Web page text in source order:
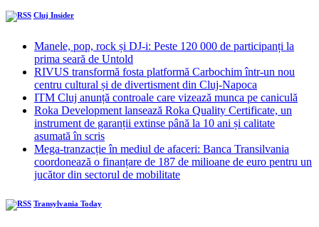
Cluj Insider
Manele, pop, rock și DJ-i: Peste 120 000 de participanți la
prima seară de Untold
RIVUS transformă fosta platformă Carbochim într-un nou
centru cultural și de divertisment din Cluj-Napoca
ITM Cluj anunță controale care vizează munca pe caniculă
Roka Development lansează Roka Quality Certificate, un
instrument de garanții extinse până la 10 ani și calitate
asumată în scris
Mega-tranzacție în mediul de afaceri: Banca Transilvania
coordonează o finanțare de 187 de milioane de euro pentru un
jucător din sectorul de mobilitate
Transylvania Today